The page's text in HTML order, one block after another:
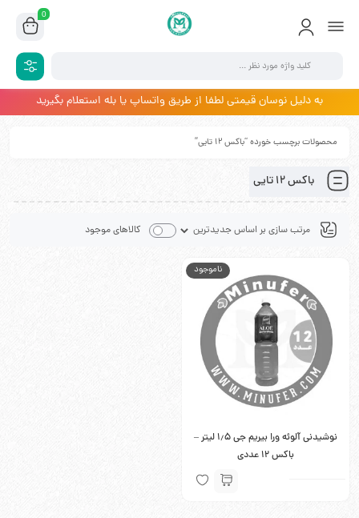
0
به دلیل نوسان قیمتی لطفا از طریق واتساپ یا بله استعلام بگیرید
محصولات برچسب خورده “باکس 12 تایی”
باکس 12 تایی
کالاهای موجود
ناموجود
نوشیدنی آلوئه ورا بیریم جی 1٫5 لیتر –
باکس 12 عددی